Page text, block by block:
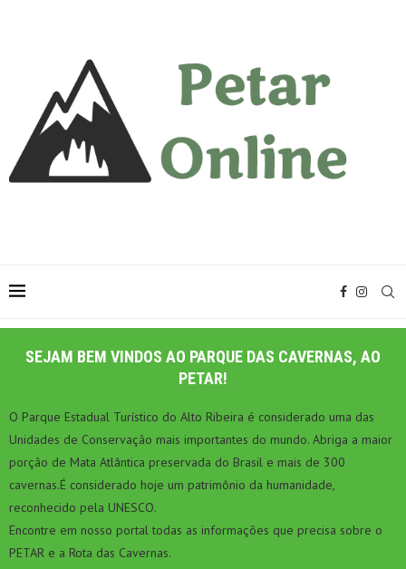
SEJAM BEM VINDOS AO PARQUE DAS CAVERNAS, AO
PETAR!
O Parque Estadual Turístico do Alto Ribeira é considerado uma das
Unidades de Conservação mais importantes do mundo. Abriga a maior
porção de Mata Atlântica preservada do Brasil e mais de 300
cavernas.É considerado hoje um patrimônio da humanidade,
reconhecido pela UNESCO.
Encontre em nosso portal todas as informações que precisa sobre o
PETAR e a Rota das Cavernas.